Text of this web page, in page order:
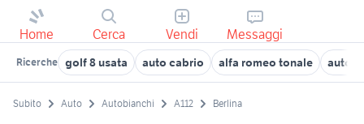
Home Cerca Vendi Messaggi
Ricerche golf 8 usata auto cabrio alfa romeo tonale auto
Subito Auto Autobianchi A112 Berlina